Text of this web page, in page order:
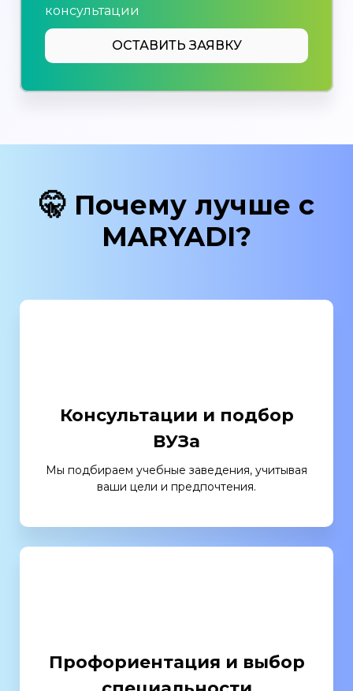
консультации
ОСТАВИТЬ ЗАЯВКУ
🤫 Почему лучше с
MARYADI?
Консультации и подбор
ВУЗа
Мы подбираем учебные заведения, учитывая
ваши цели и предпочтения.
Профориентация и выбор